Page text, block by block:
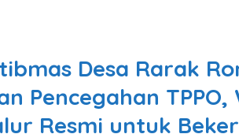
Desa Rarak
Pencegahan
Resmi untuk